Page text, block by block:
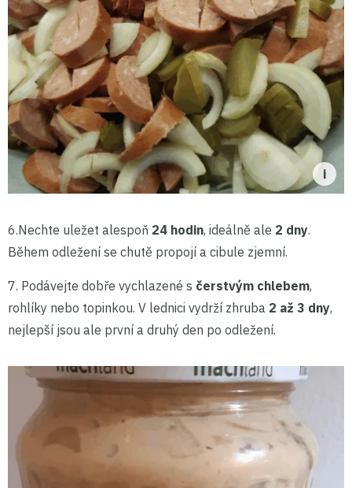
6.Nechte uležet alespoň 24 hodin, ideálně ale 2 dny.
Během odležení se chutě propojí a cibule zjemní.
7. Podávejte dobře vychlazené s čerstvým chlebem,
rohlíky nebo topinkou. V lednici vydrží zhruba 2 až 3 dny,
nejlepší jsou ale první a druhý den po odležení.